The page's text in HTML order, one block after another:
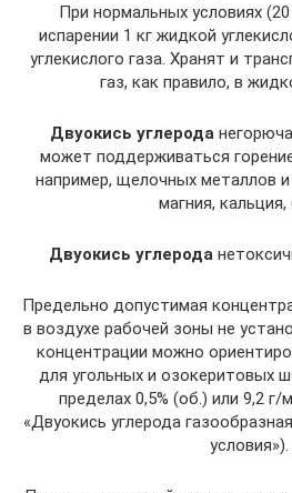
При нормальных условиях
испарении 1 кг жидкой
углекислого газа. Хранят и
газ, как правило, в
Двуокись углерода
может поддерживаться
например, щелочных металлов
магния, кальция,
Двуокись углерода
Предельно допустимая
в воздухе рабочей зоны не
концентрации можно
для угольных и озокеритовых
пределах 0,5% (об.) или 9,2
«Двуокись углерода
условия»).